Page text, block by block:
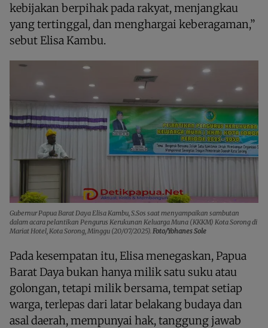
kebijakan berpihak pada rakyat, menjangkau
yang tertinggal, dan menghargai keberagaman,”
sebut Elisa Kambu.
Gubernur Papua Barat Daya Elisa Kambu, S.Sos saat menyampaikan sambutan
dalam acara pelantikan Pengurus Kerukunan Keluarga Muna (KKKM) Kota Sorong di
Mariat Hotel, Kota Sorong, Minggu (20/07/2025). Foto/Yohanes Sole
Pada kesempatan itu, Elisa menegaskan, Papua
Barat Daya bukan hanya milik satu suku atau
golongan, tetapi milik bersama, tempat setiap
warga, terlepas dari latar belakang budaya dan
asal daerah, mempunyai hak, tanggung jawab